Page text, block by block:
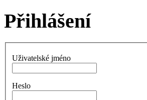
Přihlášení
Uživatelské jméno
Heslo